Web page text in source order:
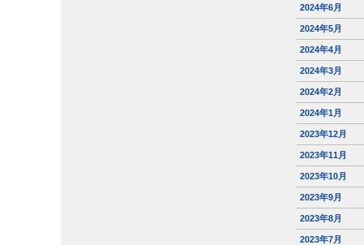
2024年6月
2024年5月
2024年4月
2024年3月
2024年2月
2024年1月
2023年12月
2023年11月
2023年10月
2023年9月
2023年8月
2023年7月